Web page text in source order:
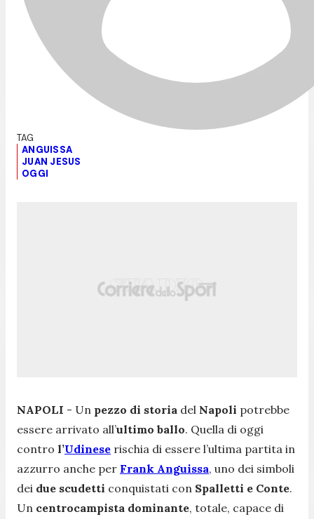
ANGUISSA
JUAN JESUS
OGGI
NAPOLI - Un pezzo di storia del Napoli potrebbe
essere arrivato all’ultimo ballo. Quella di oggi
contro l’Udinese rischia di essere l’ultima partita in
azzurro anche per Frank Anguissa, uno dei simboli
dei due scudetti conquistati con Spalletti e Conte.
Un centrocampista dominante, totale, capace di